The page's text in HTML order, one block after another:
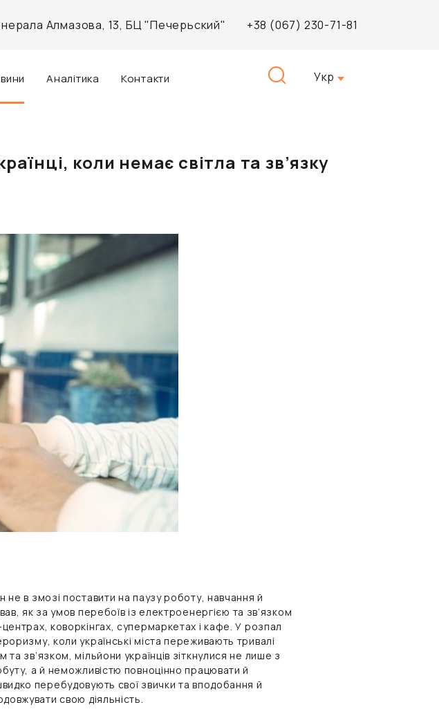
Алмазова, 13, БЦ "Печерьский" +38 (067) 230-71-81
Аналітика Контакти Укр
коли немає світла та зв’язку
в змозі поставити на паузу роботу, навчання й
як за умов перебоїв із електроенергією та зв’язком
коворкінгах, супермаркетах і кафе. У розпал
коли українські міста переживають тривалі
зв’язком, мільйони українців зіткнулися не лише з
а й неможливістю повноцінно працювати й
перебудовують свої звички та вподобання й
свою діяльність.